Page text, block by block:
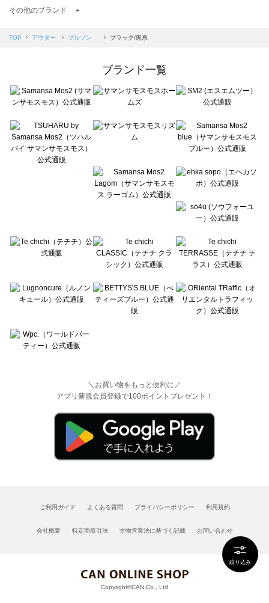
絞り込み
TSUHARU by Samansa Mos2（ツハルバイサマンサモスモス）のブルゾン 一覧
Samansa Mos2 blue（サマンサモスモス ブルー）のブルゾン 一覧
sō4ū（ソウフォーユー）のブルゾン 一覧
Te chichi（テチチ）のブルゾン 一覧
Te chichi CLASSIC（テチチ クラシック）のブルゾン 一覧
Lugnoncure（ルノンキュール）のブルゾン 一覧
BETTY'S BLUE（べティーズブルー）のブルゾン 一覧
Wpc.（ワールドパーティー）のブルゾン 一覧
その他のブランド ＋
TOP アウター ブルゾン ブラック/黒系
ブランド一覧
＼お買い物をもっと便利に／
アプリ新規会員登録で100ポイントプレゼント！
ご利用ガイド よくある質問 プライバシーポリシー 利用規約
会社概要 特定商取引法 古物営業法に基づく記載 お問い合わせ
Copyright©CAN Co., Ltd